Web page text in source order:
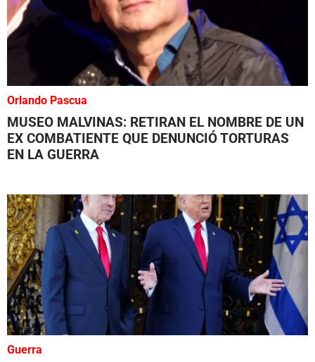
Orlando Pascua
MUSEO MALVINAS: RETIRAN EL NOMBRE DE UN
EX COMBATIENTE QUE DENUNCIÓ TORTURAS
EN LA GUERRA
Guerra